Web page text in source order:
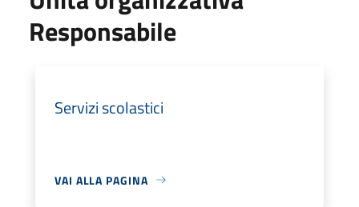
Responsabile
Servizi scolastici
VAI ALLA PAGINA